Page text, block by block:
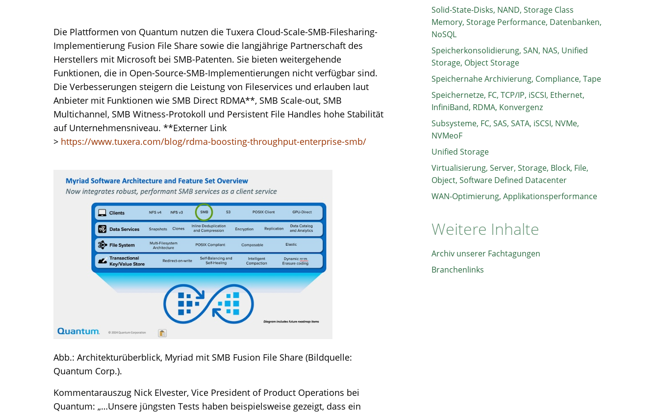
Die Plattformen von Quantum nutzen die Tuxera Cloud-Scale-SMB-Filesharing-
Implementierung Fusion File Share sowie die langjährige Partnerschaft des
Herstellers mit Microsoft bei SMB-Patenten. Sie bieten weitergehende
Funktionen, die in Open-Source-SMB-Implementierungen nicht verfügbar sind.
Die Verbesserungen steigern die Leistung von Fileservices und erlauben laut
Anbieter mit Funktionen wie SMB Direct RDMA**, SMB Scale-out, SMB
Multichannel, SMB Witness-Protokoll und Persistent File Handles hohe Stabilität
auf Unternehmensniveau. **Externer Link
> https://www.tuxera.com/blog/rdma-boosting-throughput-enterprise-smb/
Abb.: Architekturüberblick, Myriad mit SMB Fusion File Share (Bildquelle:
Quantum Corp.).
Kommentarauszug Nick Elvester, Vice President of Product Operations bei
Quantum: „…Unsere jüngsten Tests haben beispielsweise gezeigt, dass ein
Solid-State-Disks, NAND, Storage Class
Memory, Storage Performance, Datenbanken,
NoSQL
Speicherkonsolidierung, SAN, NAS, Unified
Storage, Object Storage
Speichernahe Archivierung, Compliance, Tape
Speichernetze, FC, TCP/IP, iSCSI, Ethernet,
InfiniBand, RDMA, Konvergenz
Subsysteme, FC, SAS, SATA, iSCSI, NVMe,
NVMeoF
Unified Storage
Virtualisierung, Server, Storage, Block, File,
Object, Software Defined Datacenter
WAN-Optimierung, Applikationsperformance
Weitere Inhalte
Archiv unserer Fachtagungen
Branchenlinks